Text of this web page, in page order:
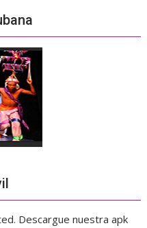
Descargue nuestra apk